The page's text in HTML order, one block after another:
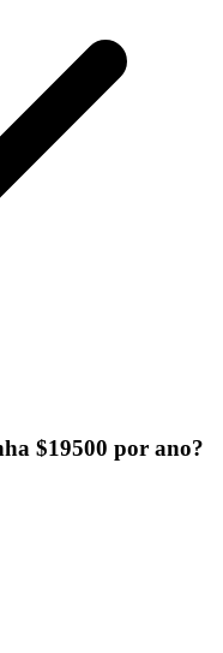
$19500 por ano?